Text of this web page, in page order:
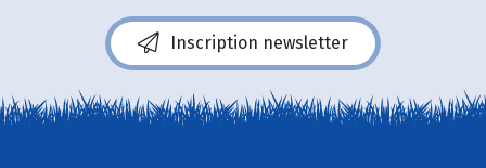
Inscription newsletter